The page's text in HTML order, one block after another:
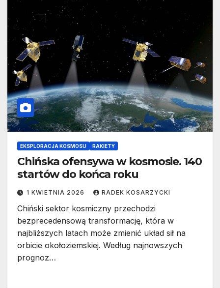
EKSPLORACJA KOSMOSU RAKIETY
Chińska ofensywa w kosmosie. 140
startów do końca roku
1 KWIETNIA 2026 RADEK KOSARZYCKI
Chiński sektor kosmiczny przechodzi
bezprecedensową transformację, która w
najbliższych latach może zmienić układ sił na
orbicie okołoziemskiej. Według najnowszych
prognoz…